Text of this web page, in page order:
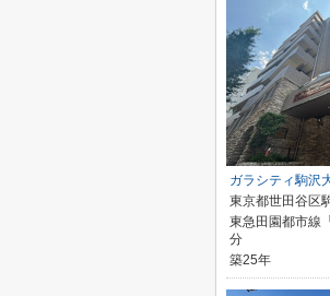
ガラシティ駒沢
東京都世田谷区
東急田園都市線
分
築25年